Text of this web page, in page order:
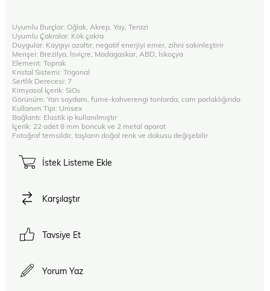
Uyumlu Burçlar: Oğlak, Akrep, Yay, Terazi
Uyumlu Çakralar: Kök çakra
Duygular: Kaygıyı azaltır, negatif enerjiyi emer, zihni sakinleştirir
Menşei: Brezilya, İsviçre, Madagaskar, ABD, İskoçya
Element: Toprak
Kristal Sistemi: Trigonal
Sertlik Derecesi: 7
Kimyasal İçerik: SiO₂
Görünüm: Yarı saydam, füme-kahverengi tonlarda, cam parlaklığında
Kullanım Tipi: Unisex
Bağlantı: Elastik ip kullanılmıştır
İçerik: 22 adet 8 mm boncuk ve 2 metal aparat
Fotoğraf temsildir, taşların doğal renk ve dokusu değişebilir
İstek Listeme Ekle
Karşılaştır
Tavsiye Et
Yorum Yaz